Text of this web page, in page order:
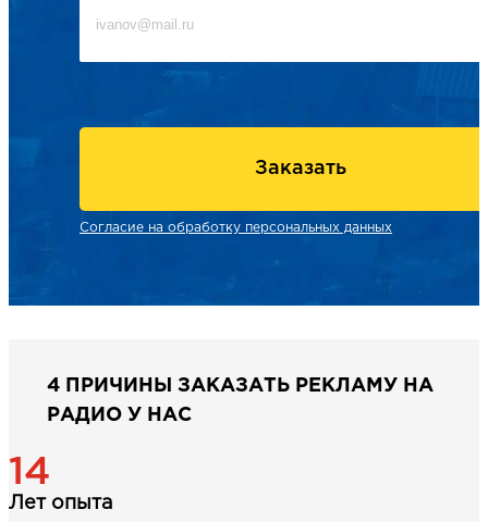
Заказать
Согласие на обработку персональных данных
4 ПРИЧИНЫ ЗАКАЗАТЬ РЕКЛАМУ НА
РАДИО У НАС
14
Лет опыта